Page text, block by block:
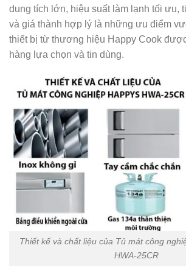
dung tích lớn, hiệu suất làm lạnh tối ưu,
và giá thành hợp lý là những ưu điểm
thiết bị từ thương hiệu Happy Cook
hàng lựa chọn và tin dùng.
Thiết kế và chất liệu của Tủ mát công
HWA-25CR